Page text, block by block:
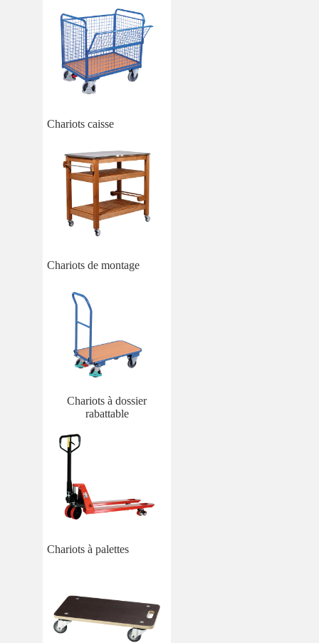
Chariots caisse
Chariots de montage
Chariots à dossier
rabattable
Chariots à palettes